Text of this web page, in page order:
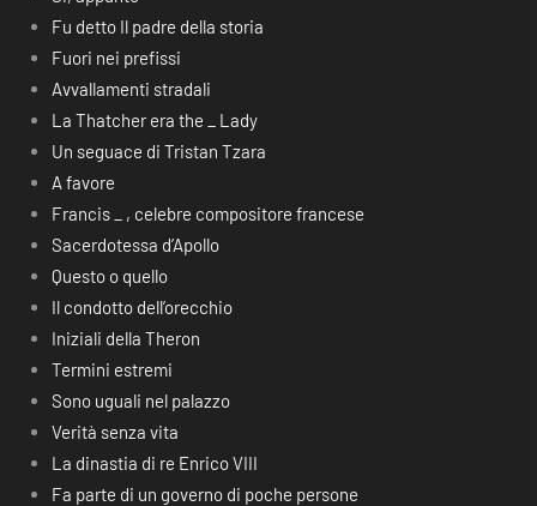
Fu detto Il padre della storia
Fuori nei prefissi
Avvallamenti stradali
La Thatcher era the _ Lady
Un seguace di Tristan Tzara
A favore
Francis _ , celebre compositore francese
Sacerdotessa d’Apollo
Questo o quello
Il condotto dell’orecchio
Iniziali della Theron
Termini estremi
Sono uguali nel palazzo
Verità senza vita
La dinastia di re Enrico VIII
Fa parte di un governo di poche persone